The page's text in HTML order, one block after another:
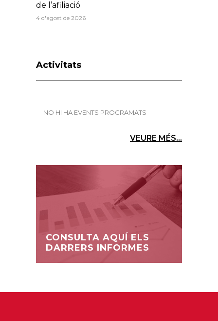
de l’afiliació
4 d'agost de 2026
Activitats
NO HI HA EVENTS PROGRAMATS
VEURE MÉS...
CONSULTA AQUÍ ELS
DARRERS INFORMES